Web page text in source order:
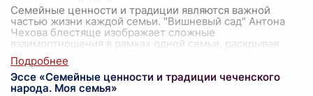
Семейные ценности и традиции являются важной
частью жизни каждой семьи. "Вишневый сад" Антона
Чехова блестяще изображает сложные
взаимоотношения в рамках одной семьи, раскрывая
глу
Эссе «Семейные ценности и традиции чеченского
народа. Моя семья»